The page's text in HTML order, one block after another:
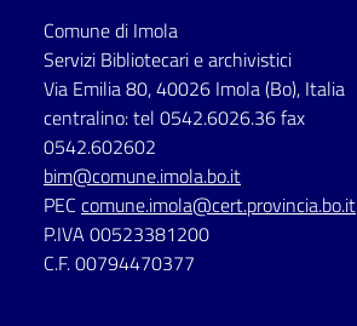
Seguici
su
Comune di Imola
Servizi Bibliotecari e archivistici
Via Emilia 80, 40026 Imola (Bo), Italia
centralino: tel 0542.6026.36 fax
0542.602602
bim@comune.imola.bo.it
PEC comune.imola@cert.provincia.bo.it
P.IVA 00523381200
C.F. 00794470377